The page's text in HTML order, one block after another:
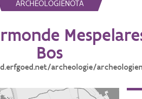
ARCHEOLOGIENOTA
Bos
archeologie/